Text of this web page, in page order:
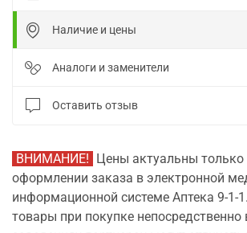
Наличие и цены
Аналоги и заменители
Оставить отзыв
ВНИМАНИЕ! Цены актуальны только
оформлении заказа в электронной
информационной системе Аптека 9-1-
товары при покупке непосредственно